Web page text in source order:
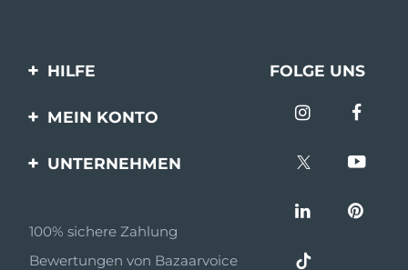
HILFE
Kontaktiere uns
FOLGE UNS
MEIN KONTO
UNTERNEHMEN
Partnerprogramm
100% sichere Zahlung
Bewertungen von Bazaarvoice